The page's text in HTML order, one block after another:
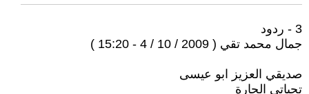
3 - ردود
جمال محمد تقي ( 2009 / 10 / 4 - 15:20 )
صديقي العزيز ابو عيسى
تحياتي الحارة